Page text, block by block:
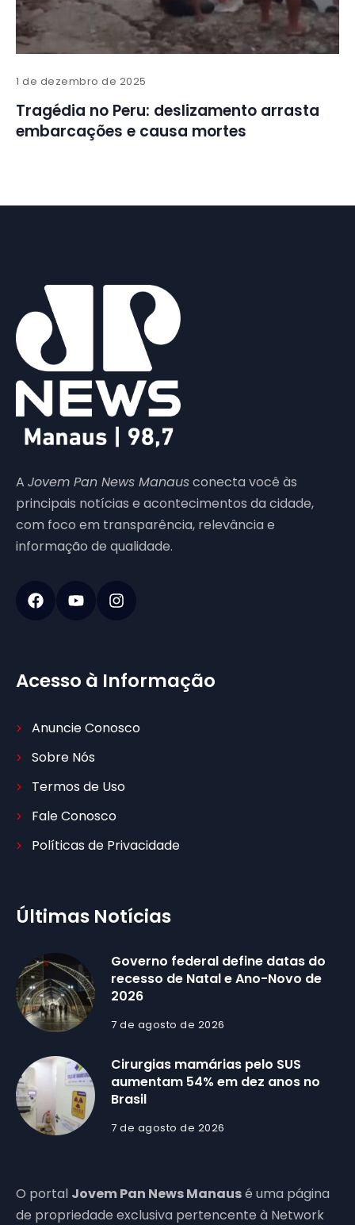
1 de dezembro de 2025
Tragédia no Peru: deslizamento arrasta
embarcações e causa mortes
A Jovem Pan News Manausconecta você às
principais notícias e acontecimentos da cidade,
com foco em transparência, relevância e
informação de qualidade.
Acesso à Informação
Anuncie Conosco
Sobre Nós
Termos de Uso
Fale Conosco
Políticas de Privacidade
Últimas Notícias
Governo federal define datas do
recesso de Natal e Ano-Novo de
2026
7 de agosto de 2026
Cirurgias mamárias pelo SUS
aumentam 54% em dez anos no
Brasil
7 de agosto de 2026
O portal Jovem Pan News Manausé uma página
de propriedade exclusiva pertencente à Network